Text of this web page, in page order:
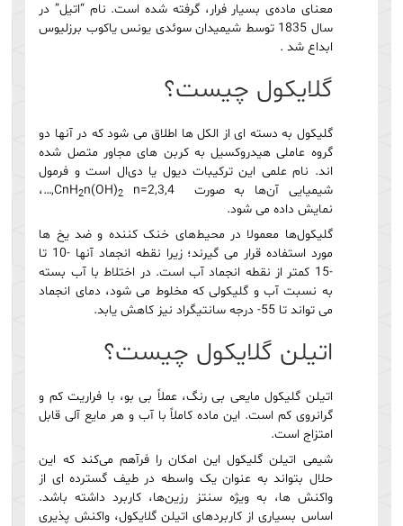
معنای ماده‌ی بسیار فرار، گرفته شده است. نام “اتیل” در
سال 1835 توسط شیمیدان سوئدی یونس یاکوب برزلیوس
ابداع شد .
گلایکول چیست؟
گلیکول به دسته ای از الکل ها اطلاق می شود که در آنها دو
گروه عاملی هیدروکسیل به کربن های مجاور متصل شده
اند. نام علمی این ترکیبات دیول یا دی‌ال است و فرمول
شیمیایی آن‌ها به صورت CnH
2n(OH)2
n=2,3,4,…،
نمایش داده می شود.
گلیکول‌ها معمولا در محیط‌های خنک کننده و ضد یخ ها
مورد استفاده قرار می گیرند؛ زیرا نقطه انجماد آنها -10 تا
-15 کمتر از نقطه انجماد آب است. در اختلاط با آب بسته
به نسبت آب و گلیکولی که مخلوط می شود، دمای انجماد
می تواند تا 55- درجه سانتیگراد نیز کاهش یابد.
اتیلن گلایکول چیست؟
اتیلن گلیکول مایعی بی رنگ، عملاً بی بو، با فراریت کم و
گرانروی کم است. این ماده کاملاً با آب و هر مایع آلی قابل
امتزاج است.
شیمی اتیلن گلیکول این امکان را فرآهم می‌کند که این
حلال بتواند به عنوان یک واسطه در طیف گسترده ای از
واکنش ها، به ویژه سنتز رزین‌ها، کاربرد داشته باشد.
اساس بسیاری از کاربردهای اتیلن گلایکول، واکنش پذیری